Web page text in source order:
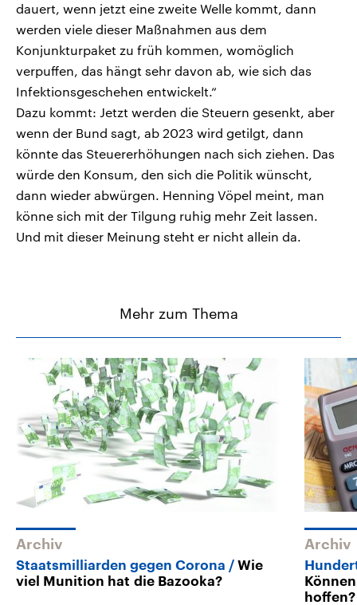
dauert, wenn jetzt eine zweite Welle kommt, dann
werden viele dieser Maßnahmen aus dem
Konjunkturpaket zu früh kommen, womöglich
verpuffen, das hängt sehr davon ab, wie sich das
Infektionsgeschehen entwickelt.“
Dazu kommt: Jetzt werden die Steuern gesenkt, aber
wenn der Bund sagt, ab 2023 wird getilgt, dann
könnte das Steuererhöhungen nach sich ziehen. Das
würde den Konsum, den sich die Politik wünscht,
dann wieder abwürgen. Henning Vöpel meint, man
könne sich mit der Tilgung ruhig mehr Zeit lassen.
Und mit dieser Meinung steht er nicht allein da.
Mehr zum Thema
Archiv
Staatsmilliarden gegen Corona
Wie
viel Munition hat die Bazooka?
Archiv
hoffen?